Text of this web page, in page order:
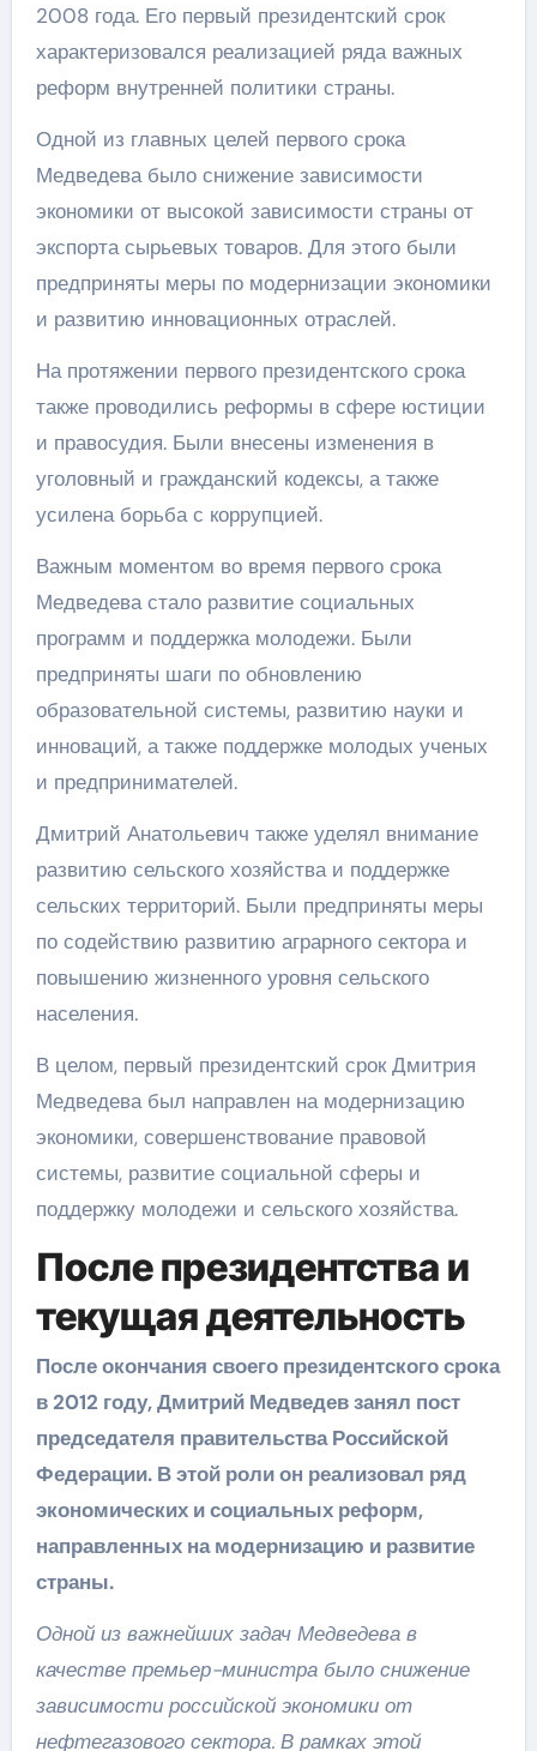
2008 года. Его первый президентский срок
характеризовался реализацией ряда важных
реформ внутренней политики страны.
Одной из главных целей первого срока
Медведева было снижение зависимости
экономики от высокой зависимости страны от
экспорта сырьевых товаров. Для этого были
предприняты меры по модернизации экономики
и развитию инновационных отраслей.
На протяжении первого президентского срока
также проводились реформы в сфере юстиции
и правосудия. Были внесены изменения в
уголовный и гражданский кодексы, а также
усилена борьба с коррупцией.
Важным моментом во время первого срока
Медведева стало развитие социальных
программ и поддержка молодежи. Были
предприняты шаги по обновлению
образовательной системы, развитию науки и
инноваций, а также поддержке молодых ученых
и предпринимателей.
Дмитрий Анатольевич также уделял внимание
развитию сельского хозяйства и поддержке
сельских территорий. Были предприняты меры
по содействию развитию аграрного сектора и
повышению жизненного уровня сельского
населения.
В целом, первый президентский срок Дмитрия
Медведева был направлен на модернизацию
экономики, совершенствование правовой
системы, развитие социальной сферы и
поддержку молодежи и сельского хозяйства.
После президентства и
текущая деятельность
После окончания своего президентского срока
в 2012 году, Дмитрий Медведев занял пост
председателя правительства Российской
Федерации. В этой роли он реализовал ряд
экономических и социальных реформ,
направленных на модернизацию и развитие
страны.
Одной из важнейших задач Медведева в
качестве премьер-министра было снижение
зависимости российской экономики от
нефтегазового сектора. В рамках этой